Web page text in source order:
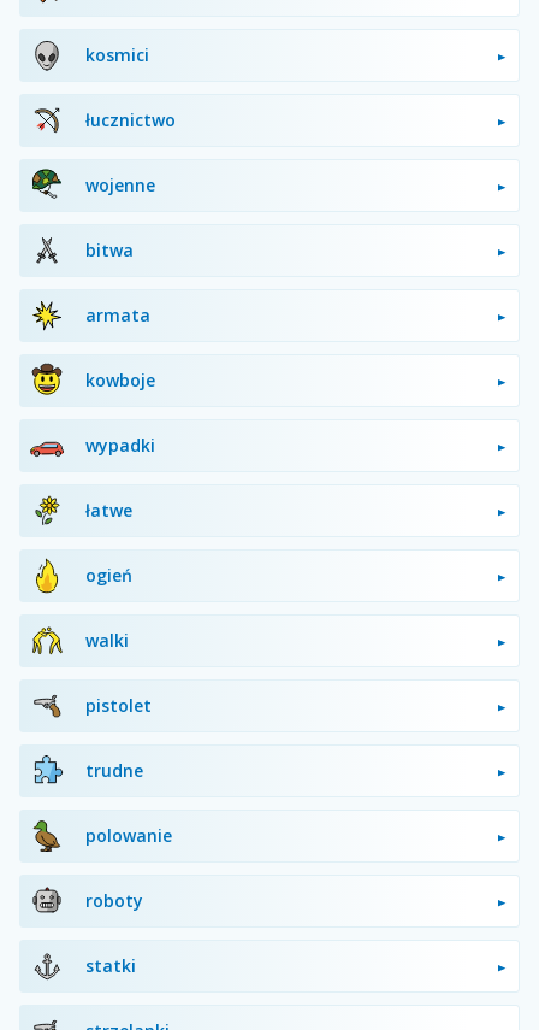
kosmici
łucznictwo
wojenne
bitwa
armata
kowboje
wypadki
łatwe
ogień
walki
pistolet
trudne
polowanie
roboty
statki